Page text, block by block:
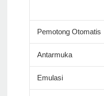
Pemotong Otomatis
Antarmuka
Emulasi